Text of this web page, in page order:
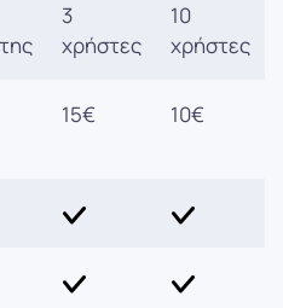
3
χρήστες
10
χρήστες
15€ 10€